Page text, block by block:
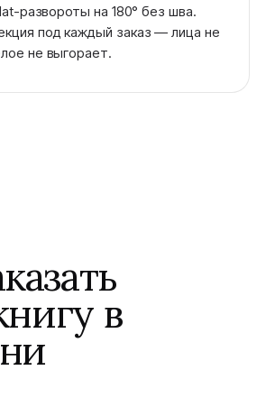
развороты на 180° без шва.
под каждый заказ — лица не
не выгорает.
в